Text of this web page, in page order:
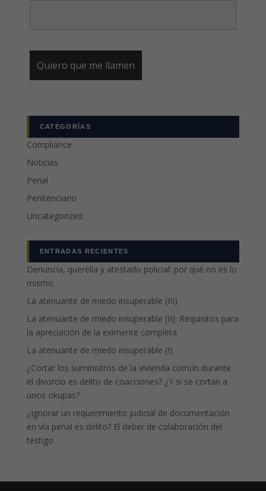
CATEGORÍAS
Compliance
Noticias
Penal
Penitenciario
Uncategorized
ENTRADAS RECIENTES
Denuncia, querella y atestado policial: por qué no es lo
mismo
La atenuante de miedo insuperable (III)
La atenuante de miedo insuperable (II): Requisitos para
la apreciación de la eximente completa
La atenuante de miedo insuperable (I)
¿Cortar los suministros de la vivienda común durante
el divorcio es delito de coacciones? ¿Y si se cortan a
unos okupas?
¿Ignorar un requerimiento judicial de documentación
en vía penal es delito? El deber de colaboración del
testigo